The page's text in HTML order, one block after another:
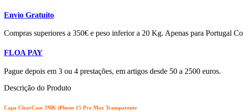
Envio Gratuito
Compras superiores a 350€ e peso inferior a 20 Kg. Apenas para Portugal
FLOA PAY
Pague depois em 3 ou 4 prestações, em artigos desde 50 a 2500 euros.
Descrição do Produto
Capa ClearCase 3MK iPhone 15 Pro Max Transparente